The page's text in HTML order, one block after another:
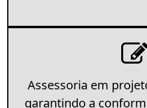
Assessoria em
garantindo a